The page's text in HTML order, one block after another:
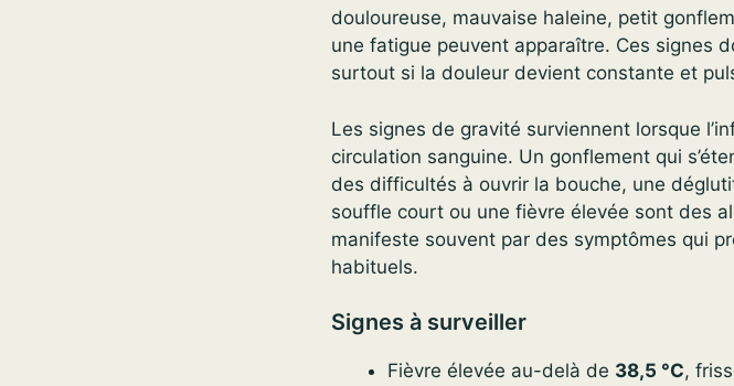
douloureuse, mauvaise haleine, petit
une fatigue peuvent apparaître. Ces signes
surtout si la douleur devient constante et
Les signes de gravité surviennent lorsque
circulation sanguine. Un gonflement qui
des difficultés à ouvrir la bouche, une
souffle court ou une fièvre élevée sont des
manifeste souvent par des symptômes qui
habituels.
Signes à surveiller
Fièvre élevée au-delà de 38,5 °C,